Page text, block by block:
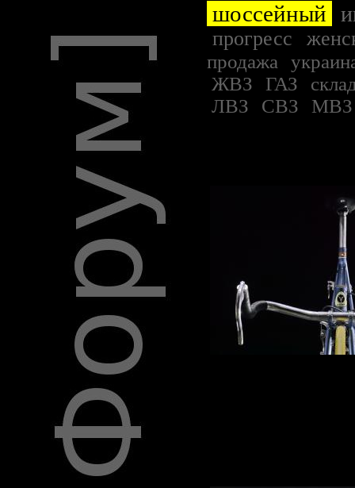
шоссейный
прогресс
продажа
ЖВЗ
ГАЗ
ЛВЗ
СВЗ